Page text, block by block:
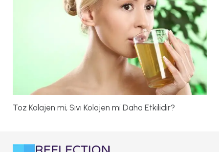
Toz Kolajen mi, Sıvı Kolajen mi Daha Etkilidir?